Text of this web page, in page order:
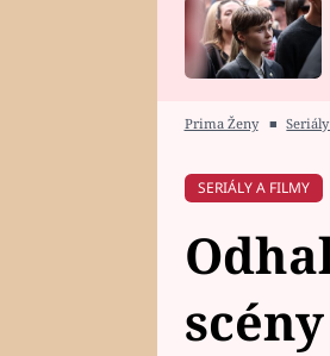
HOROSKOP NA
Prima Ženy ■
SERIÁLY A FILMY